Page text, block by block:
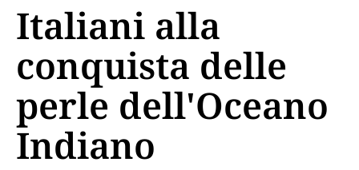
Italiani alla
conquista delle
perle dell'Oceano
Indiano